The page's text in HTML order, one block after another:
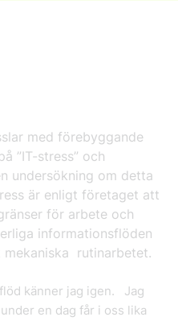
med förebyggande
”IT-stress” och
undersökning om detta
är enligt företaget att
för arbete och
informationsflöden
rutinarbetet.
känner jag igen. Jag
en dag får i oss lika